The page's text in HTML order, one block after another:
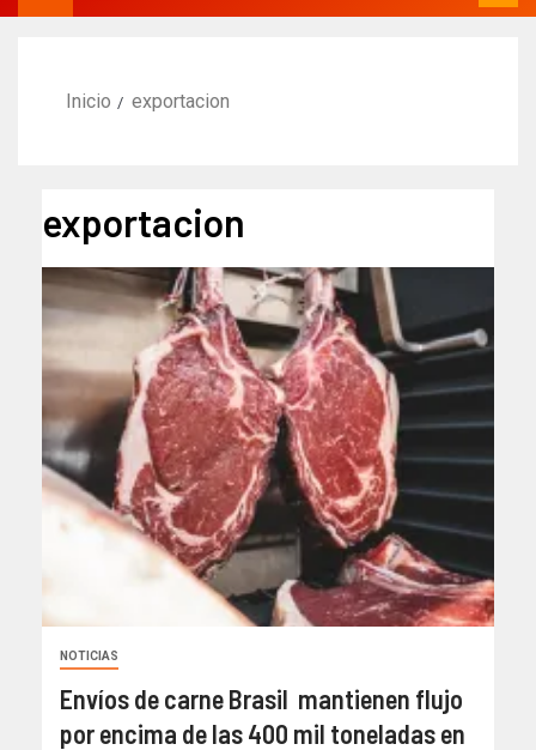
Inicio exportacion
exportacion
NOTICIAS
Envíos de carne Brasil mantienen flujo
por encima de las 400 mil toneladas en